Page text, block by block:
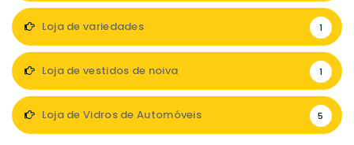
Loja de variedades 1
Loja de vestidos de noiva 1
Loja de Vidros de Automóveis 5